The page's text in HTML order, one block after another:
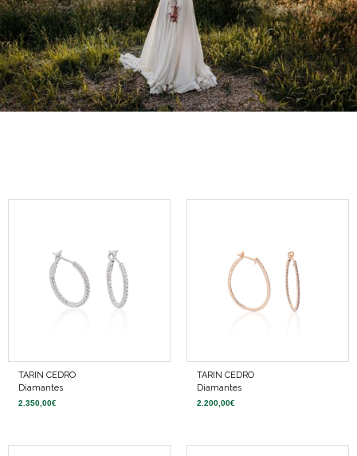
TARIN CEDRO
Diamantes
2.350,00€
TARIN CEDRO
Diamantes
2.200,00€